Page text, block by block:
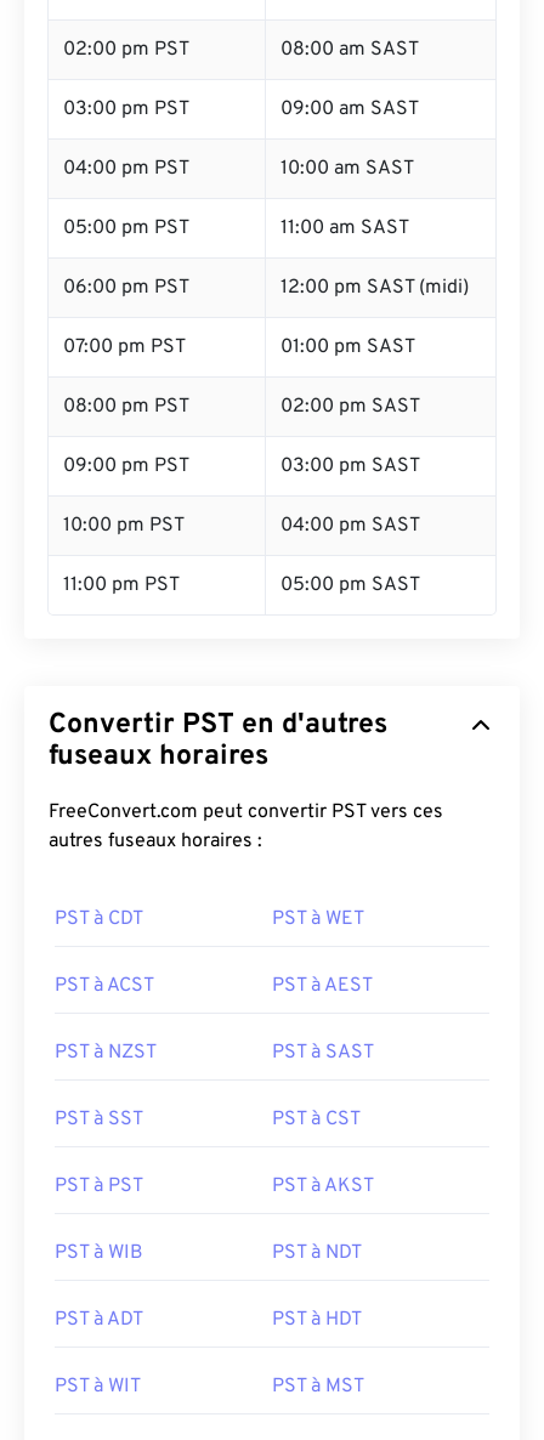
02:00 pm PST 08:00 am SAST
03:00 pm PST 09:00 am SAST
04:00 pm PST 10:00 am SAST
05:00 pm PST 11:00 am SAST
06:00 pm PST 12:00 pm SAST (midi)
07:00 pm PST 01:00 pm SAST
08:00 pm PST 02:00 pm SAST
09:00 pm PST 03:00 pm SAST
10:00 pm PST 04:00 pm SAST
11:00 pm PST 05:00 pm SAST
Convertir PST en d'autres
fuseaux horaires
FreeConvert.com peut convertir PST vers ces
autres fuseaux horaires :
PST à CDT PST à WET
PST à ACST PST à AEST
PST à NZST PST à SAST
PST à SST PST à CST
PST à PST PST à AKST
PST à WIB PST à NDT
PST à ADT PST à HDT
PST à WIT PST à MST